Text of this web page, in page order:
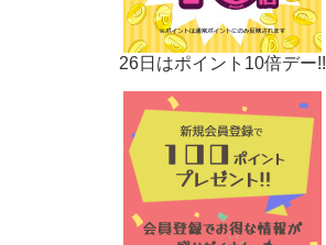
26日はポイント10倍デー!!